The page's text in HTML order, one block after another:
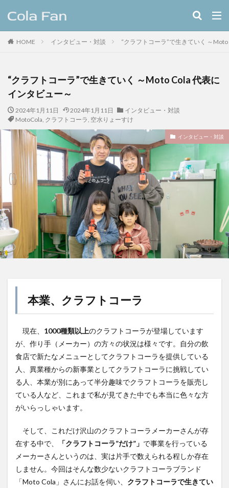
HOME インタビュー・対談 “クラフトコーラ”で生きていく ～
“クラフトコーラ”で生きていく ～Moto Cola 代表に
インタビュー～
2024年1月11日 2024年1月11日
インタビュー・対談
MotoCola, クラフトコーラ, 空水りょーすけ
インタビュー・対談
本業、クラフトコーラ
現在、 1000種類以上のクラフトコーラが登場しています
が、作り手（メーカー）の方々の状況は様々です。自分の飲
食店で新たなメニューとしてクラフトコーラを提供している
人、異業種からの新事業としてクラフトコーラに挑戦してい
る人、本業が別にあって半分趣味でクラフトコーラを販売し
ている人など、これまで私が見てきた中でも本当に色々な方
がいらっしゃいます。
そして、これだけ沢山のクラフトコーラメーカーさんが存
在する中で、
「クラフトコーラ”だけ”」 で事業を行っている
メーカーさんというのは、実は片手で数えられる程しか存在
しません。今回はそんな数少ないクラフトコーラブランド
「Moto Cola」さんにお話を伺い、 クラフトコーラで生きてい
クラフトコーラ
11種のスパイスコーラ 伊良コーラ
ヨーロッパ
ラムネ
ラララコーラ レシピ
ローカル
ローカルコーラ
ロイヤル 九州
伊藤甘味
ヤーコン
八海山
八海醸造株式会社
北摂スパイスコーラ
北摂スパイス研究所
北海道クラフトコーラ
十勝夕暮れコーラ
埼玉クラフトコーラ
大和コーラ
屋久島1000年コーラ
ヤーコンシロップ
モンデマンエステー
島根県
ポークソテー
プレスリリース
ブレンドシロップ
ペプシコーラ
ボタニカル
モンスターエナジー
ボタニカルクラフトコーラ
ホットコーラー
ポップコーン
ボトル
またたびコーラ
メロンソーダ
メントスコーラ
モスバーガー
パーティタイム
邑智郡 腸活
自家製コーラ
自由が丘バーガー
鎌倉
鎌倉龍神コーラ
雪室
霧島クラフトコーラ
飲食店情報
香川
高知クラフトコーラ
高知コーラ
魚沼の里